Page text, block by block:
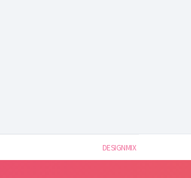
DESIGNMIX